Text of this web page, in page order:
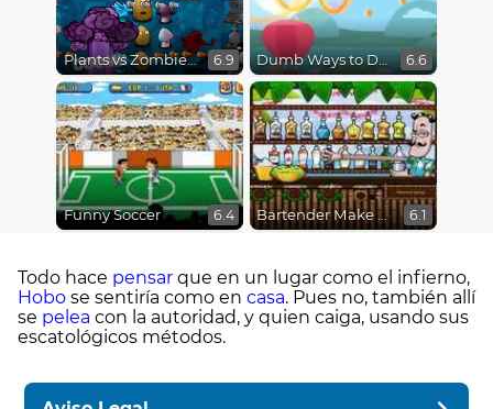
Plants vs Zombies Fusion Mode 6.9 Dumb Ways to Die 3: World Tour 6.6
Funny Soccer 6.4 Bartender Make Right Mix 6.1
Todo hace pensar que en un lugar como el infierno,
Hobo se sentiría como en casa. Pues no, también allí
se pelea con la autoridad, y quien caiga, usando sus
escatológicos métodos.